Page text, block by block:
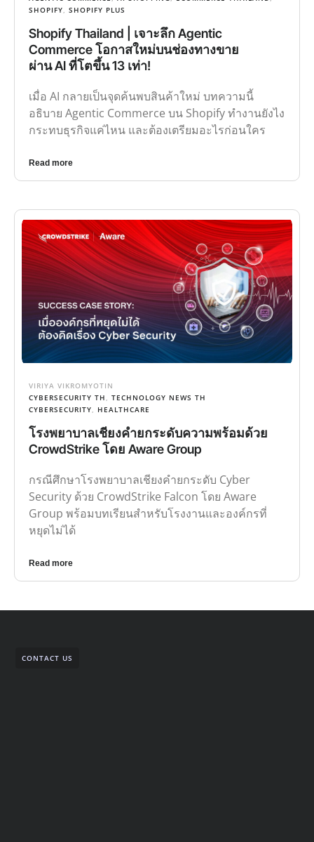
SHOPIFY
SHOPIFY PLUS
Shopify Thailand | เจาะลึก Agentic
Commerce โอกาสใหม่บนช่องทางขาย
ผ่าน AI ที่โตขึ้น 13 เท่า!
เมื่อ AI กลายเป็นจุดค้นพบสินค้าใหม่ บทความนี้
อธิบาย Agentic Commerce บน Shopify ทำงานยังไง
กระทบธุรกิจแค่ไหน และต้องเตรียมอะไรก่อนใคร
Read more
VIRIYA VIKROMYOTIN
CYBERSECURITY TH , TECHNOLOGY NEWS TH
CYBERSECURITY, HEALTHCARE
โรงพยาบาลเชียงคำยกระดับความพร้อมด้วย
CrowdStrike โดย Aware Group
กรณีศึกษาโรงพยาบาลเชียงคำยกระดับ Cyber
Security ด้วย CrowdStrike Falcon โดย Aware
Group พร้อมบทเรียนสำหรับโรงงานและองค์กรที่
หยุดไม่ได้
Read more
CONTACT US